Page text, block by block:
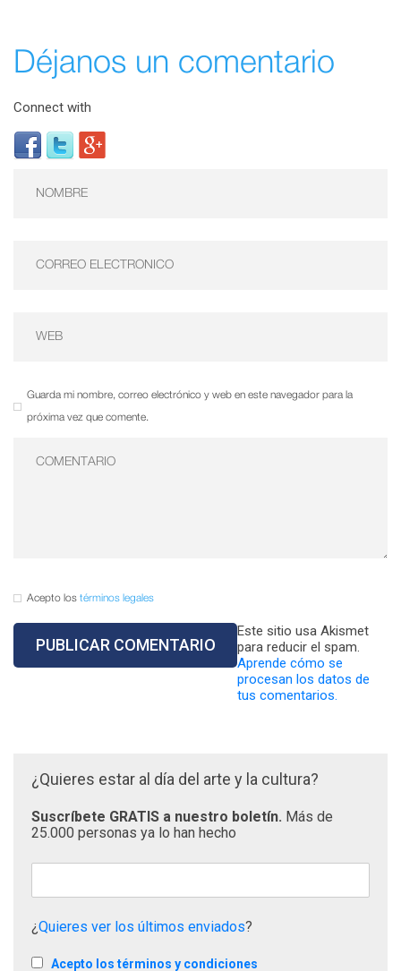
Déjanos un comentario
Connect with
Guarda mi nombre, correo electrónico y web en este navegador para la
próxima vez que comente.
Acepto los términos legales
Este sitio usa Akismet
para reducir el spam.
Aprende cómo se
procesan los datos de
tus comentarios.
¿Quieres estar al día del arte y la cultura?
Suscríbete GRATIS a nuestro boletín. Más de
25.000 personas ya lo han hecho
¿Quieres ver los últimos enviados?
Acepto los términos y condiciones